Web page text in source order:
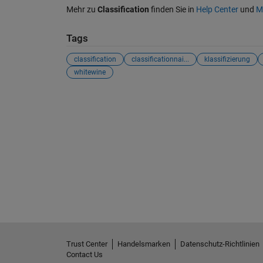
Mehr zu Classification finden Sie in Help Centerund
Tags
classification classificationnai... klassifizierung
whitewine
Trust Center Handelsmarken Datenschutz-Richtlinien
Contact Us